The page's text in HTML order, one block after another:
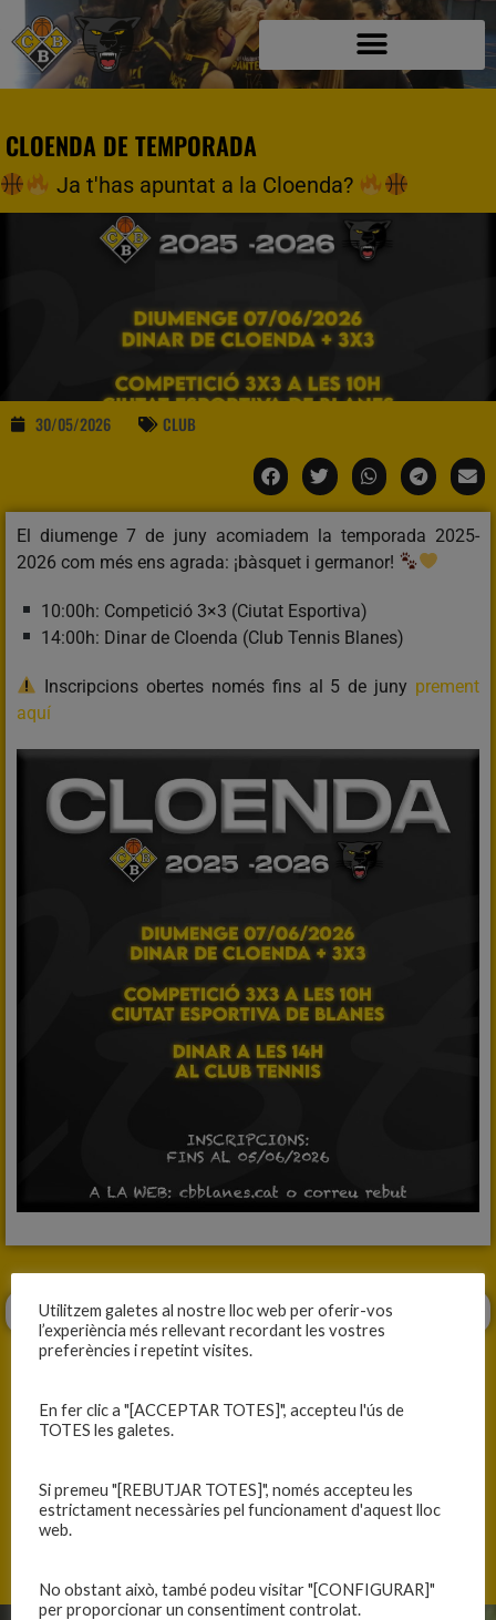
CLOENDA DE TEMPORADA
Ja t'has apuntat a la Cloenda?
30/05/2026 CLUB
El diumenge 7 de juny acomiadem la temporada 2025-
2026 com més ens agrada: ¡bàsquet i germanor!
10:00h: Competició 3×3 (Ciutat Esportiva)
14:00h: Dinar de Cloenda (Club Tennis Blanes)
Inscripcions obertes només fins al 5 de juny prement
aquí
CAMPIONES A SALOU UN FINAL RODÓ
Utilitzem galetes al nostre lloc web per oferir-vos
l’experiència més rellevant recordant les vostres
preferències i repetint visites.
En fer clic a "[ACCEPTAR TOTES]", accepteu l'ús de
TOTES les galetes.
Si premeu "[REBUTJAR TOTES]", només accepteu les
estrictament necessàries pel funcionament d'aquest lloc
web.
No obstant això, també podeu visitar "[CONFIGURAR]"
per proporcionar un consentiment controlat.